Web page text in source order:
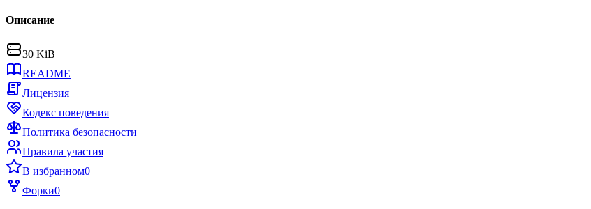
Описание
30 KiB
README
Лицензия
Кодекс поведения
Политика безопасности
Правила участия
В избранном0
Форки0